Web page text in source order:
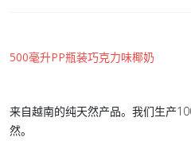
500毫升PP瓶装巧克力味椰奶
来自越南的纯天然产品。我们生产
然。